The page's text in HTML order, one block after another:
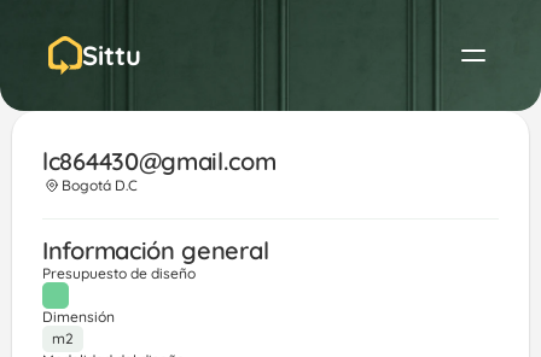
Sittu
lc864430@gmail.com
Bogotá D.C
Información general
Presupuesto de diseño
Dimensión
m2